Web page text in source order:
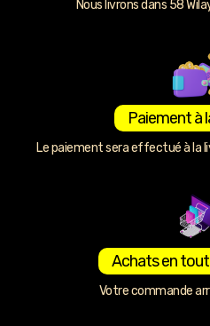
Nous livrons dans 58
Paiement à
Le paiement sera effectué à la
Achats en
Votre commande